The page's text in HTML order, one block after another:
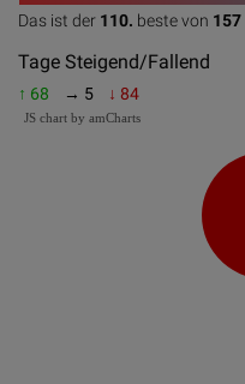
Das ist der 110. beste von 157
Tage Steigend/Fallend
↑ 68 → 5 ↓ 84
JS chart by amCharts